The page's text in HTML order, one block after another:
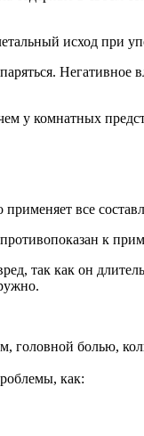
исход при
Негативное
у комнатных
все
к
так как он
головной болью,
как: